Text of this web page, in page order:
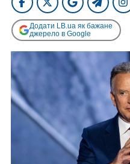
Додати LB.ua як бажане
джерело в Google